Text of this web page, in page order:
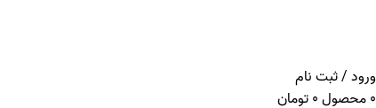
ورود / ثبت نام
0محصول0تومان